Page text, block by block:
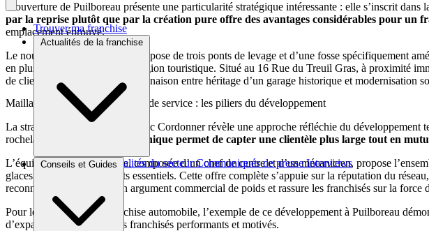
Trouver ma franchise
Actualités de la franchise
Brèves et actus Actualités du secteur Communiqués de presse Interviews
Conseils et Guides
L’ouverture de Puilboreau présente une particularité stratégique intéressante : elle s’inscrit
par la reprise plutôt que par la création pure offre des avantages considérables pour un
emplacement éprouvé.
Le nouveau centre de 300 m² dispose de trois ponts de levage et d’une fosse spécifiquement
en plus nombreuse dans cette région touristique. Situé au 16 Rue du Treuil Gras, à proximité
de clients potentiels. Cette combinaison entre héritage d’un garage historique et
Maillage territorial et excellence de service : les piliers du développement
La stratégie déployée par Frédéric Cordonner révèle une approche réfléchie du
rochelais.
Ce maillage géographique permet de capter une clientèle plus large tout en
L’équipe du nouveau centre, composée d’un chef de centre et d’un mécanicien, propose
glaces et autres équipements essentiels. Cette offre complète s’appuie sur la réputation du
reconnaissance constitue un argument commercial de poids et rassure les franchisés sur la force
Pour les candidats à la franchise automobile, l’exemple de ce développement à Puilboreau
d’expansion rapide pour les franchisés performants et motivés.